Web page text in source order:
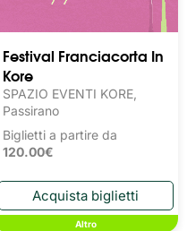
Festival Franciacorta In
Kore
SPAZIO EVENTI KORE,
Passirano
Biglietti a partire da
120.00€
Altro